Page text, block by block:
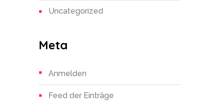
Uncategorized
Meta
Anmelden
Feed der Einträge